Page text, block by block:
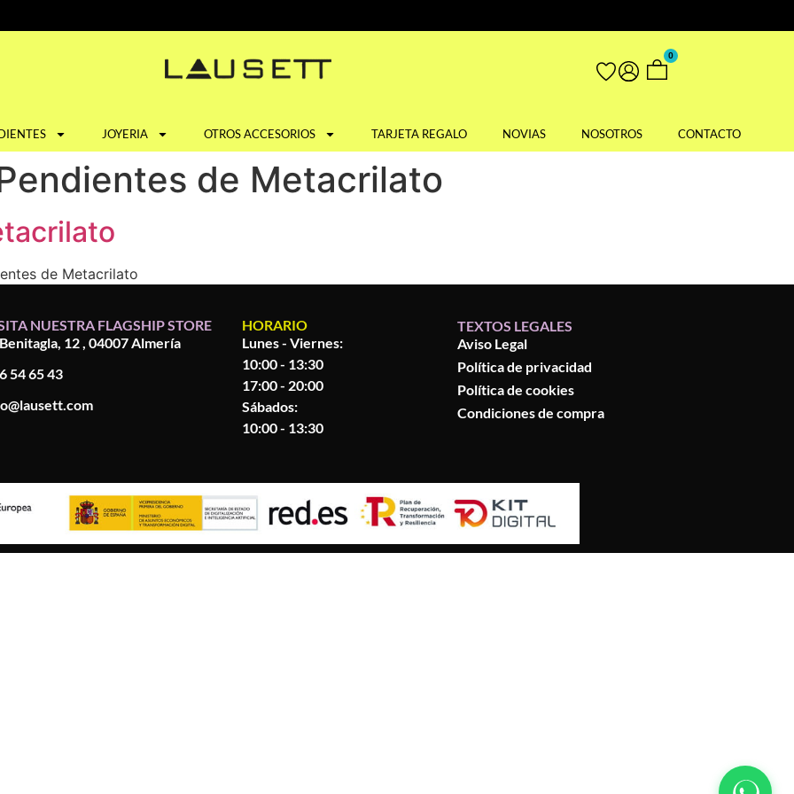
0
JOYERIA OTROS ACCESORIOS TARJETA REGALO NOVIAS NOSOTROS CONTACTO
de Metacrilato
de Metacrilato
NUESTRA FLAGSHIP STORE
12 , 04007 Almería
54 65 43
HORARIO
Lunes - Viernes:
10:00 - 13:30
17:00 - 20:00
Sábados:
10:00 - 13:30
TEXTOS LEGALES
Aviso Legal
Política de privacidad
Política de cookies
Condiciones de compra